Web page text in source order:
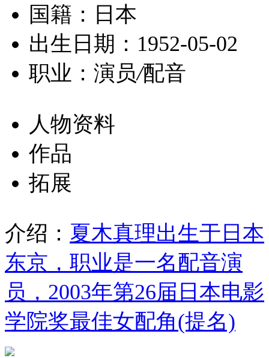
国籍：日本
出生日期：1952-05-02
职业：演员/配音
人物资料
作品
拓展
介绍： 夏木真理出生于日本
东京，职业是一名配音演
员，2003年第26届日本电影
学院奖最佳女配角(提名)